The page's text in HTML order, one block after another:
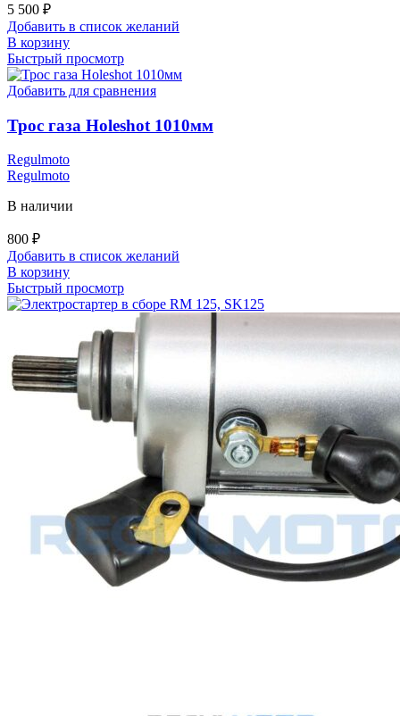
5 500 ₽
Добавить в список желаний
В корзину
Быстрый просмотр
Добавить для сравнения
Трос газа Holeshot 1010мм
Regulmoto
Regulmoto
В наличии
800 ₽
Добавить в список желаний
В корзину
Быстрый просмотр